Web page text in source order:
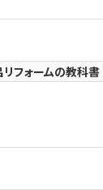
フォームの教科書